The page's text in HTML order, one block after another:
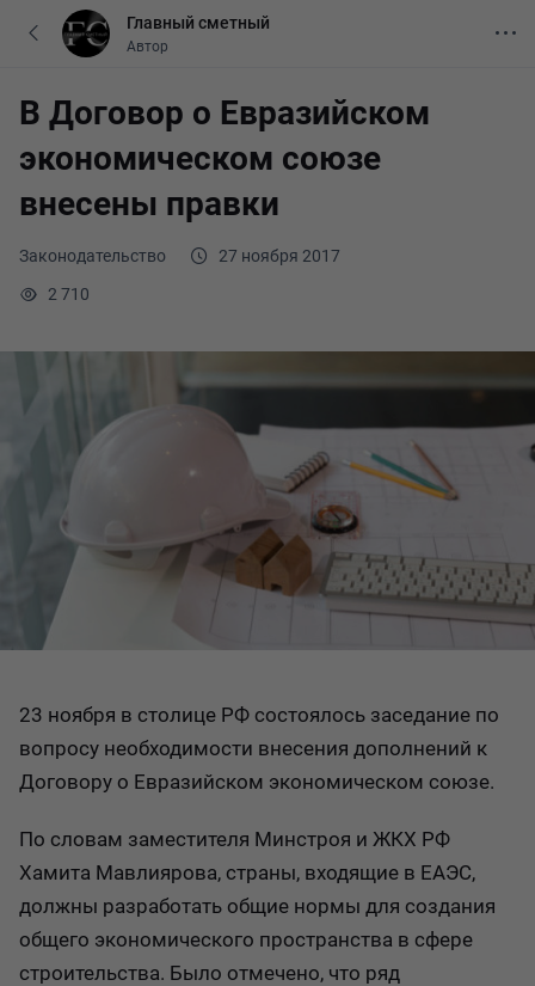
Законодательство
27 ноября 2017
2 710
В Договор о Евразийском
экономическом союзе
внесены правки
23 ноября в столице РФ состоялось заседание по
вопросу необходимости внесения дополнений к
Договору о Евразийском экономическом союзе.
По словам заместителя Минстроя и ЖКХ РФ
Хамита Мавлиярова, страны, входящие в ЕАЭС,
должны разработать общие нормы для создания
общего экономического пространства в сфере
строительства. Было отмечено, что ряд
Главный сметный
Автор